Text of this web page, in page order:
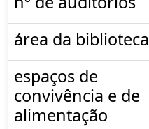
área da biblioteca
espaços de
convivência e de
alimentação